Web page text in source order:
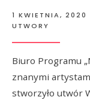
1 KWIETNIA, 2020
UTWORY
Biuro Programu
znanymi
stworzyło utwór